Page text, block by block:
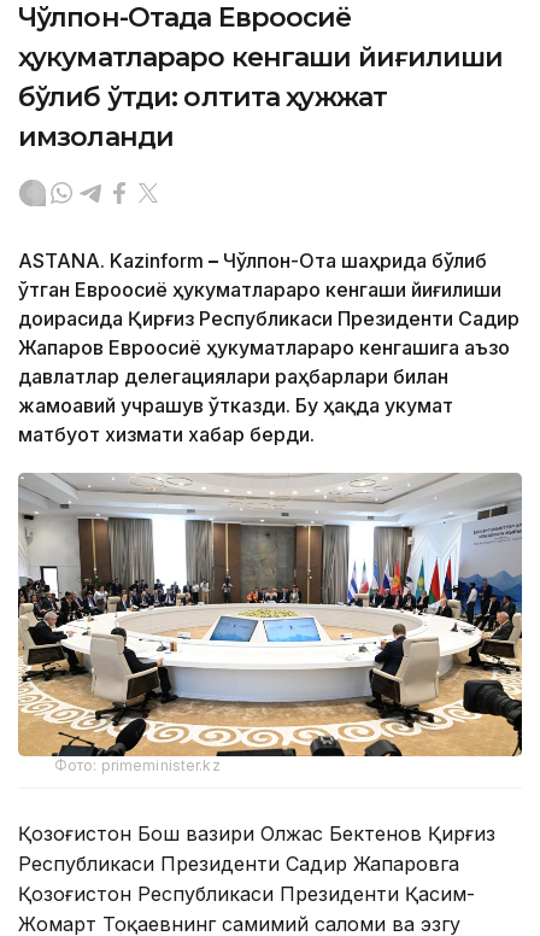
Чўлпон-Отада Евроосиё
ҳукуматлараро кенгаши йиғилиши
бўлиб ўтди: олтита ҳужжат
имзоланди
ASTANA. Kazinform – Чўлпон-Ота шаҳрида бўлиб
ўтган Евроосиё ҳукуматлараро кенгаши йиғилиши
доирасида Қирғиз Республикаси Президенти Садир
Жапаров Евроосиё ҳукуматлараро кенгашига аъзо
давлатлар делегациялари раҳбарлари билан
жамоавий учрашув ўтказди. Бу ҳақда Ҳукумат
матбуот хизмати хабар берди.
Фото: primeminister.kz
Қозоғистон Бош вазири Олжас Бектенов Қирғиз
Республикаси Президенти Садир Жапаровга
Қозоғистон Республикаси Президенти Қасим-
Жомарт Тоқаевнинг самимий саломи ва эзгу